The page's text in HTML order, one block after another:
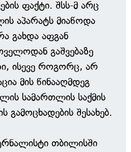
ფაქტი. შსს-მ არც
აპარატს მიაწოდა
გახდა აფგან
გაშვებაზე
ისევე როგორც, არ
მის წინააღმდეგ
სამართლის საქმის
გამოცხადების შესახებ.
თბილისში